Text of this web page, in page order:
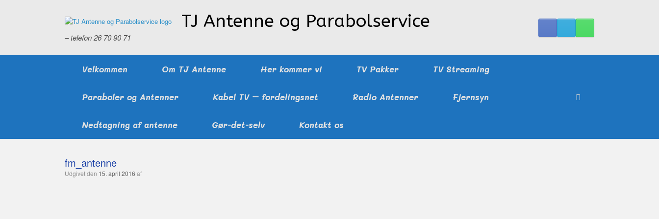
TJ Antenne og Parabolservice
– telefon 26 70 90 71
Velkommen Om TJ Antenne Her kommer vi TV Pakker TV Streaming
Paraboler og Antenner Kabel TV – fordelingsnet Radio Antenner Fjernsyn
Nedtagning af antenne Gør-det-selv Kontakt os
fm_antenne
Udgivet den 15. april 2016 af